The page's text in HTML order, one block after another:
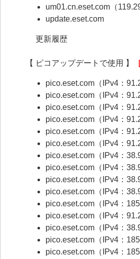
um01.cn.eset.com（
update.eset.com
更新履歴
【 ピコアップデートで使用 】
pico.eset.com（IPv4：
pico.eset.com（IPv4：
pico.eset.com（IPv4：
pico.eset.com（IPv4：
pico.eset.com（IPv4：
pico.eset.com（IPv4：
pico.eset.com（IPv4：
pico.eset.com（IPv4：
pico.eset.com（IPv4：
pico.eset.com（IPv4：
pico.eset.com（IPv4：
pico.eset.com（IPv4：
pico.eset.com（IPv4：
pico.eset.com（IPv4：
pico.eset.com（IPv4：